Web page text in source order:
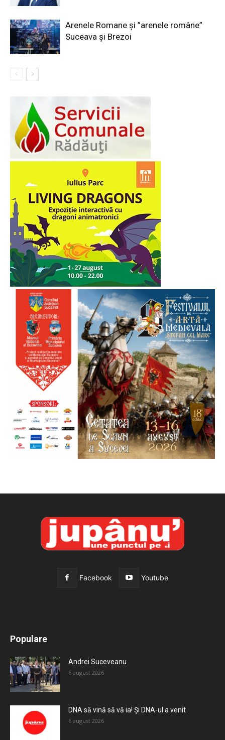
Arenele Romane și ”arenele române”
Suceava și Brezoi
Facebook Youtube
Populare
Andrei Suceveanu
6 august 2026
DNA să vină să vă ia! Și DNA-ul a venit
6 august 2026